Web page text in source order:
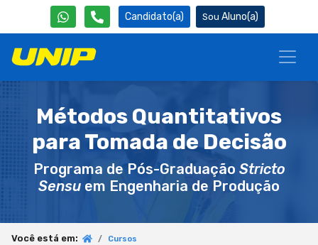
Candidato(a) Aluno(a)
Métodos Quantitativos
para Tomada de Decisão
Programa de Pós-Graduação Stricto
Sensu em Engenharia de Produção
Você está em:
Cursos